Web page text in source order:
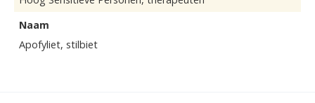
Naam
Apofyliet, stilbiet